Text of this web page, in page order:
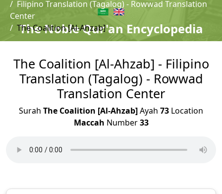
The Noble Qur'an Encyclopedia
Filipino Translation (Tagalog) - Rowwad Translation
Center
The Coalition [Al-Ahzab]
The Coalition [Al-Ahzab] - Filipino
Translation (Tagalog) - Rowwad
Translation Center
Surah The Coalition [Al-Ahzab]Ayah 73 Location
Maccah Number33